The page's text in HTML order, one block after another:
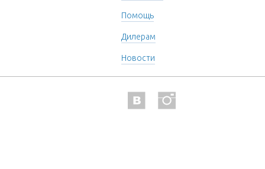
Помощь
Дилерам
Новости